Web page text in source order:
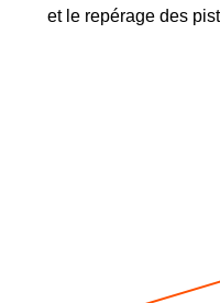
et le repérage des